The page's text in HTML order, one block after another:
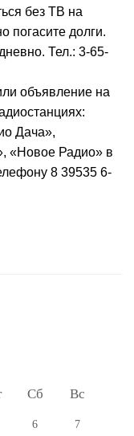
без ТВ на
погасите долги.
Тел.: 3-65-
объявление на
Дача»,
«Новое Радио» в
8 39535 6-
Сб Вс
6 7